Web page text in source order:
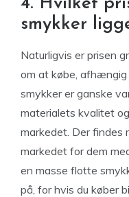
4. Hvilket
smykker
Naturligvis er prisen
om at købe,
smykker er ganske
materialets kvalitet
markedet. Der findes
markedet for dem
en masse flotte
på, for hvis du køber